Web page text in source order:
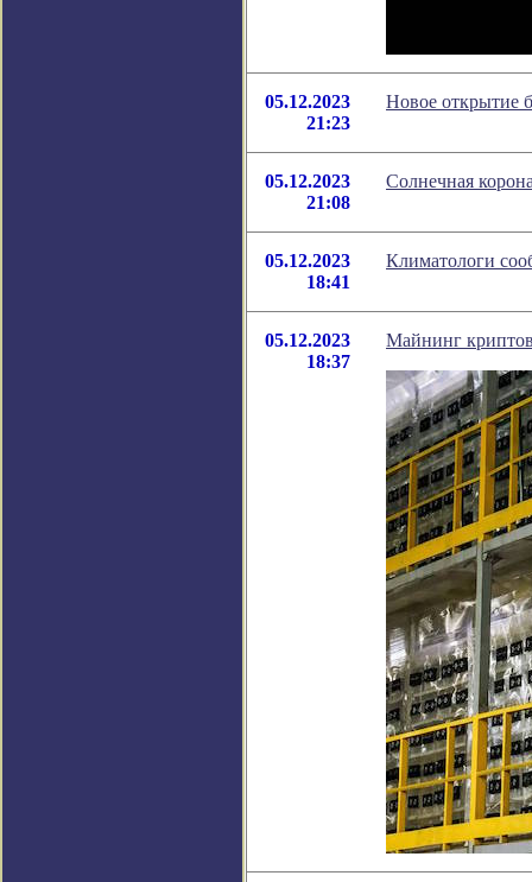
05.12.2023
21:23
Новое открытие
05.12.2023
21:08
Солнечная
05.12.2023
18:41
Климатологи
05.12.2023
18:37
Майнинг